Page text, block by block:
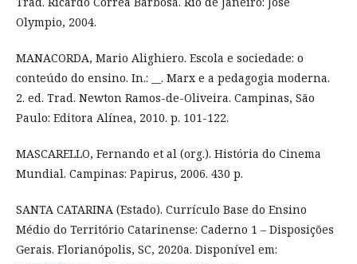
Olympio, 2004.
MANACORDA, Mario Alighiero. Escola e sociedade: o
conteúdo do ensino. In.: __. Marx e a pedagogia moderna.
2. ed. Trad. Newton Ramos-de-Oliveira. Campinas, São
Paulo: Editora Alínea, 2010. p. 101-122.
MASCARELLO, Fernando et al (org.). História do Cinema
Mundial. Campinas: Papirus, 2006. 430 p.
SANTA CATARINA (Estado). Currículo Base do Ensino
Médio do Território Catarinense: Caderno 1 – Disposições
Gerais. Florianópolis, SC, 2020a. Disponível em: